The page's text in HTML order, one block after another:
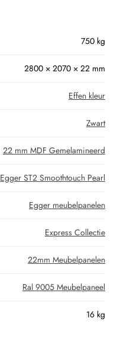
750 kg
2800 × 2070 × 22 mm
Effen kleur
Zwart
22 mm MDF Gemelamineerd
Egger ST2 Smoothtouch Pearl
Egger meubelpanelen
Express Collectie
22mm Meubelpanelen
Ral 9005 Meubelpaneel
16 kg